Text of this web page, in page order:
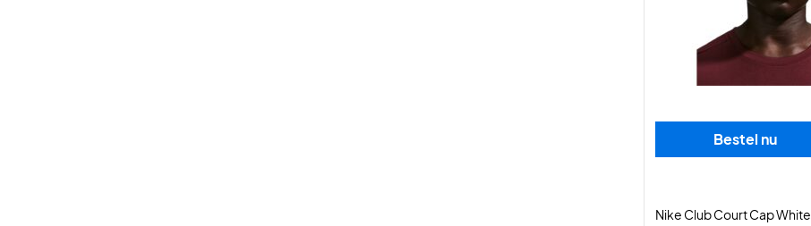
Bestel nu
Nike Club Court Cap White